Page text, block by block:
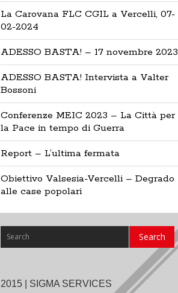
La Carovana FLC CGIL a Vercelli, 07-
02-2024
ADESSO BASTA! – 17 novembre 2023
ADESSO BASTA! Intervista a Valter
Bossoni
Conferenze MEIC 2023 – La Città per
la Pace in tempo di Guerra
Report – L’ultima fermata
Obiettivo Valsesia-Vercelli – Degrado
alle case popolari
2015 | SIGMA SERVICES